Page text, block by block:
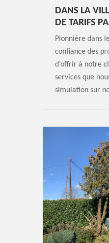
DANS LA
DE TARIFS
Pionnière dans
confiance des
d’offrir à notre
services que
simulation sur